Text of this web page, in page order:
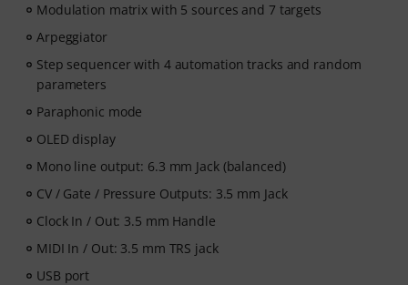
Modulation matrix with 5 sources and 7 targets
Arpeggiator
Step sequencer with 4 automation tracks and random
parameters
Paraphonic mode
OLED display
Mono line output: 6.3 mm Jack (balanced)
CV / Gate / Pressure Outputs: 3.5 mm Jack
Clock In / Out: 3.5 mm Handle
MIDI In / Out: 3.5 mm TRS jack
USB port